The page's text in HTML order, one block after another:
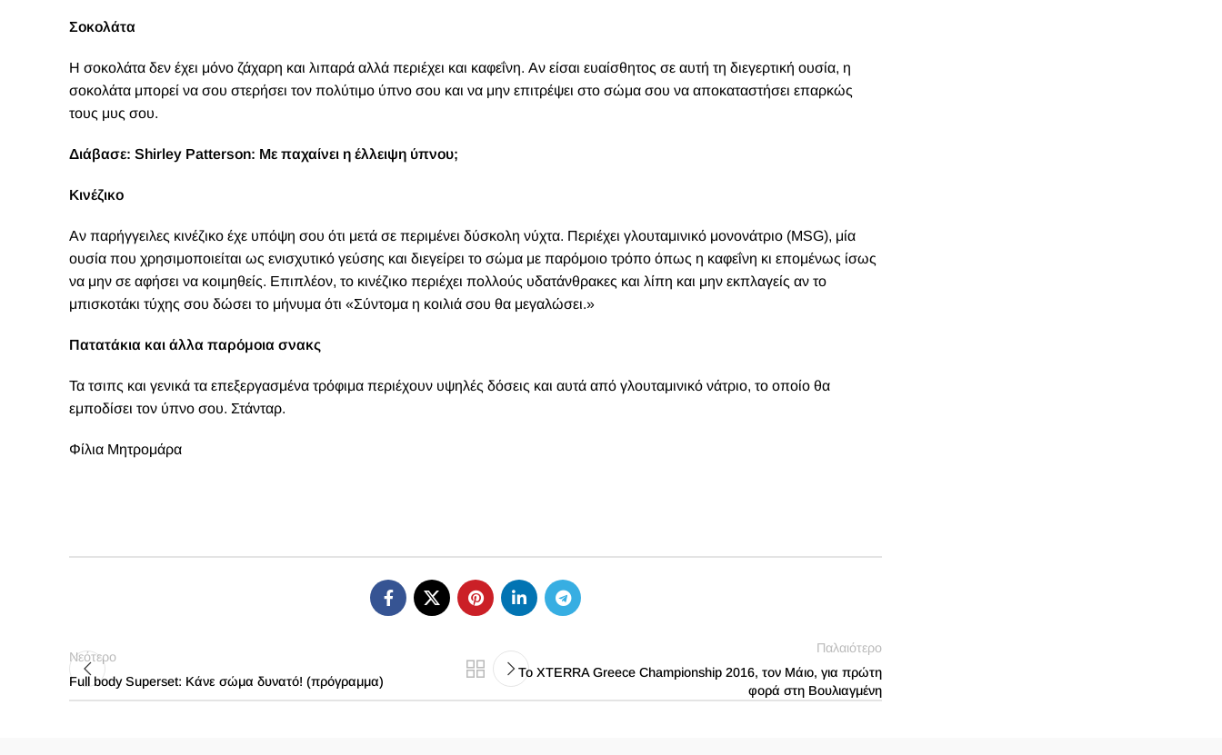
Σοκολάτα
Η σοκολάτα δεν έχει μόνο ζάχαρη και λιπαρά αλλά περιέχει και καφεΐνη. Αν είσαι ευαίσθητος σε αυτή τη διεγερτική ουσία, η
σοκολάτα μπορεί να σου στερήσει τον πολύτιμο ύπνο σου και να μην επιτρέψει στο σώμα σου να αποκαταστήσει επαρκώς
τους μυς σου.
Διάβασε: Shirley Patterson: Με παχαίνει η έλλειψη ύπνου;
Κινέζικο
Αν παρήγγειλες κινέζικο έχε υπόψη σου ότι μετά σε περιμένει δύσκολη νύχτα. Περιέχει γλουταμινικό μονονάτριο (MSG), μία
ουσία που χρησιμοποιείται ως ενισχυτικό γεύσης και διεγείρει το σώμα με παρόμοιο τρόπο όπως η καφεΐνη κι επομένως ίσως
να μην σε αφήσει να κοιμηθείς. Επιπλέον, το κινέζικο περιέχει πολλούς υδατάνθρακες και λίπη και μην εκπλαγείς αν το
μπισκοτάκι τύχης σου δώσει το μήνυμα ότι «Σύντομα η κοιλιά σου θα μεγαλώσει.»
Πατατάκια και άλλα παρόμοια σνακς
Τα τσιπς και γενικά τα επεξεργασμένα τρόφιμα περιέχουν υψηλές δόσεις και αυτά από γλουταμινικό νάτριο, το οποίο θα
εμποδίσει τον ύπνο σου. Στάνταρ.
Φίλια Μητρομάρα
Νεότερο
Full body Superset: Κάνε σώμα δυνατό! (πρόγραμμα)
Παλαιότερο
Το XTERRA Greece Championship 2016, τον Μάιο, για πρώτη
φορά στη Βουλιαγμένη